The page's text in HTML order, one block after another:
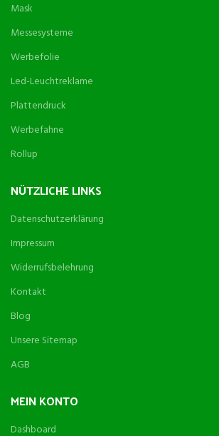
Mask
Messesysteme
Werbefolie
Led-Leuchtreklame
Plattendruck
Werbefahne
Rollup
NÜTZLICHE LINKS
Datenschutzerklärung
Impressum
Widerrufsbelehrung
Kontakt
Blog
Unsere Sitemap
AGB
MEIN KONTO
Dashboard